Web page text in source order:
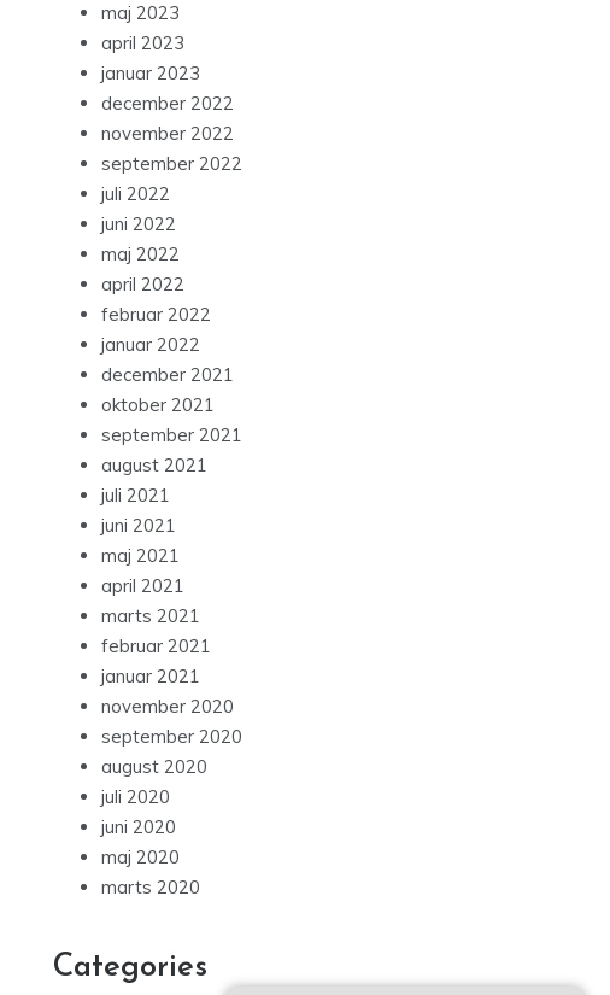
maj 2023
april 2023
januar 2023
december 2022
november 2022
september 2022
juli 2022
juni 2022
maj 2022
april 2022
februar 2022
januar 2022
december 2021
oktober 2021
september 2021
august 2021
juli 2021
juni 2021
maj 2021
april 2021
marts 2021
februar 2021
januar 2021
november 2020
september 2020
august 2020
juli 2020
juni 2020
maj 2020
marts 2020
Categories